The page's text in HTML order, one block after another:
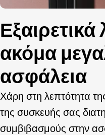
ακόμα
ασφάλεια
Χάρη στη λεπτότητα
της συσκευής σας
συμβιβασμούς στην